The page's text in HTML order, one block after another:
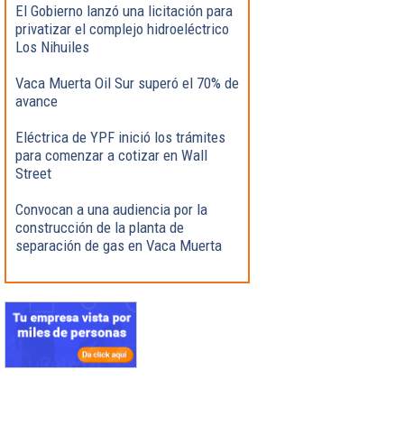
El Gobierno lanzó una licitación para
privatizar el complejo hidroeléctrico
Los Nihuiles
Vaca Muerta Oil Sur superó el 70% de
avance
Eléctrica de YPF inició los trámites
para comenzar a cotizar en Wall
Street
Convocan a una audiencia por la
construcción de la planta de
separación de gas en Vaca Muerta